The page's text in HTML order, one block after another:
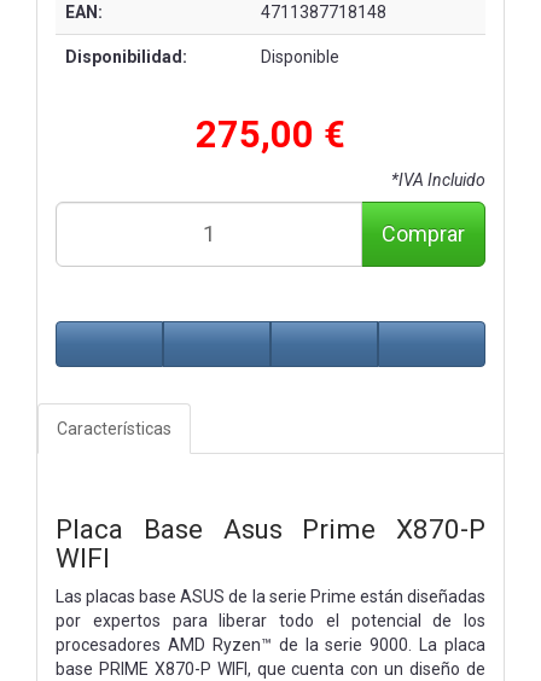
EAN: 4711387718148
Disponibilidad: Disponible
275,00 €
*IVA Incluido
Comprar
Características
Placa Base Asus Prime X870-P
WIFI
Las placas base ASUS de la serie Prime están diseñadas
por expertos para liberar todo el potencial de los
procesadores AMD Ryzen™ de la serie 9000. La placa
base PRIME X870-P WIFI, que cuenta con un diseño de